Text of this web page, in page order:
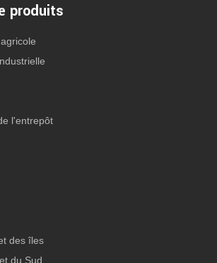
produits
l'entrepôt
des îles
du Sud